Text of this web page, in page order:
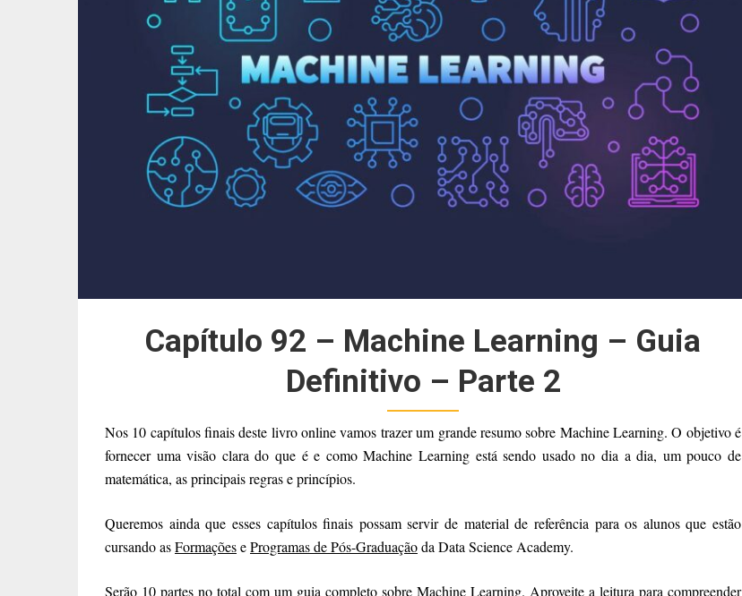
Capítulo 92 – Machine Learning – Guia
Definitivo – Parte 2
Nos 10 capítulos finais deste livro online vamos trazer um grande resumo sobre Machine Learning. O objetivo é
fornecer uma visão clara do que é e como Machine Learning está sendo usado no dia a dia, um pouco de
matemática, as principais regras e princípios.
Queremos ainda que esses capítulos finais possam servir de material de referência para os alunos que estão
cursando asFormaçõeseProgramas de Pós-Graduaçãoda Data Science Academy.
Serão 10 partes no total com um guia completo sobre Machine Learning. Aproveite a leitura para compreender